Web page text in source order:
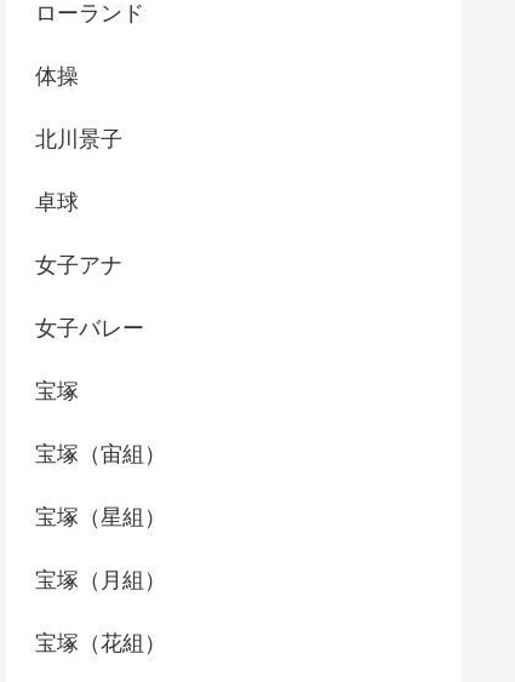
ローランド
体操
北川景子
卓球
女子アナ
女子バレー
宝塚
宝塚（宙組）
宝塚（星組）
宝塚（月組）
宝塚（花組）